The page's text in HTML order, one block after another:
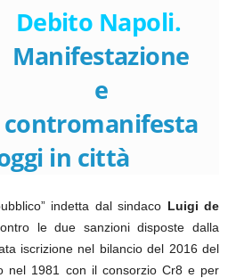
Debito Napoli.
Manifestazione
e
contromanifesta
in città
indetta dal sindaco Luigi de
le due sanzioni disposte dalla
iscrizione nel bilancio del 2016 del
nel 1981 con il consorzio Cr8 e per